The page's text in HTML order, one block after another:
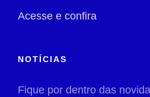
Acesse e confira
NOTÍCIAS
Fique por dentro das